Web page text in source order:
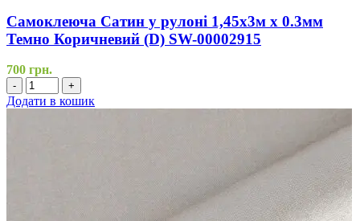
Самоклеюча Сатин у рулоні 1,45х3м х 0.3мм
Темно Коричневий (D) SW-00002915
700 грн.
- +
Додати в кошик